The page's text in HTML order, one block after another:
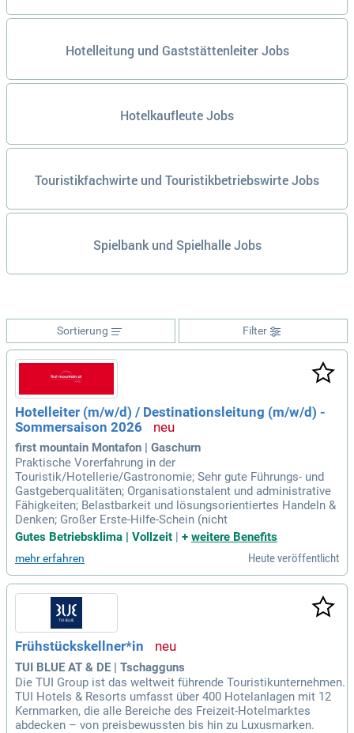
Hotelleitung und Gaststättenleiter Jobs
Hotelkaufleute Jobs
Touristikfachwirte und Touristikbetriebswirte Jobs
Spielbank und Spielhalle Jobs
Filter
Sortierung
Hotelleiter (m/w/d) / Destinationsleitung (m/w/d) -
Sommersaison 2026
first mountain Montafon | Gaschurn
Praktische Vorerfahrung in der
Touristik/Hotellerie/Gastronomie; Sehr gute Führungs- und
Gastgeberqualitäten; Organisationstalent und administrative
Fähigkeiten; Belastbarkeit und lösungsorientiertes Handeln &
Denken; Großer Erste-Hilfe-Schein (nicht
Gutes Betriebsklima | Vollzeit
+ weitere Benefits
mehr erfahren Heute veröffentlicht
Frühstückskellner*in
TUI BLUE AT & DE | Tschagguns
Die TUI Group ist das weltweit führende Touristikunternehmen.
TUI Hotels & Resorts umfasst über 400 Hotelanlagen mit 12
Kernmarken, die alle Bereiche des Freizeit-Hotelmarktes
abdecken – von preisbewussten bis hin zu Luxusmarken.